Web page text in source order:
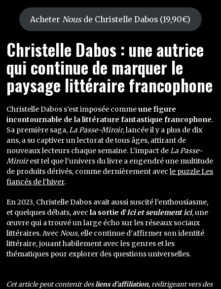
Acheter Nousde Christelle Dabos (19,90€)
Christelle Dabos : une autrice
qui continue de marquer le
paysage littéraire francophone
Christelle Dabos s’est imposée commeune figure
incontournable de la littérature fantastique francophone.
Sa première saga,La Passe-Miroir, lancée il y a plus de dix
ans, a su captiver un lectorat de tous âges, attirant de
nouveaux lecteurs chaque semaine. L’impact deLa Passe-
Miroirest tel que l’univers du livre a engendré une multitude
de produits dérivés, comme dernièrement avecle puzzle Les
fiancés de l’hiver.
En 2023, Christelle Dabos avait aussi suscité l’enthousiasme,
et quelques débats, avecla sortie d’Ici et seulement ici, une
œuvre qui a trouvé un large écho sur les réseaux sociaux
littéraires. AvecNous, elle continue d’affirmer son identité
littéraire, jouant habilement avec les genres et les
thématiques pour explorer des questions universelles.
Cet article peut contenir desliens d'affiliation, redirigeant vers des